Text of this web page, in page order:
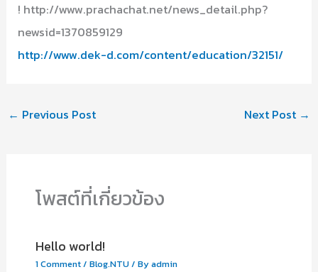
! http://www.prachachat.net/news_detail.php?
newsid=1370859129
http://www.dek-d.com/content/education/32151/
← Previous Post Next Post →
โพสต์ที่เกี่ยวข้อง
Hello world!
1 Comment/ Blog.NTU/ Byadmin